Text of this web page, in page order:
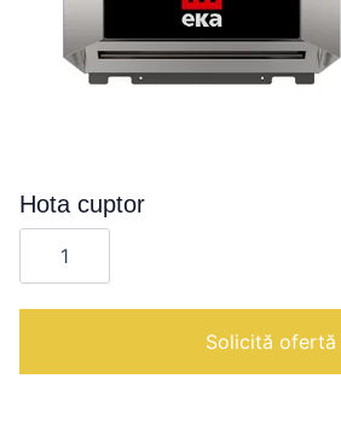
Hota cuptor
Cantitate
Hota
Solicită ofertă